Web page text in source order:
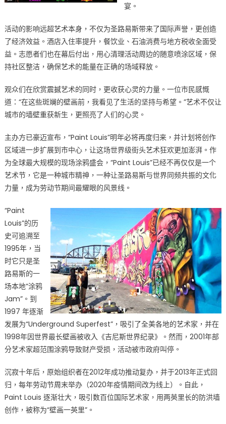
宴。
活动的影响远超艺术本身，不仅为圣路易斯带来了国际声誉，更创造
了经济效益。酒店入住率提升，餐饮业、石油消费与地方税收全面受
益。志愿者们也在幕后付出，用心清理活动周边的随意喷涂区域，保
持社区整洁，确保艺术的能量在正确的场域释放。
观众们在欣赏震撼艺术的同时，更收获心灵的力量。一位市民感慨
道：“在这些斑斓的壁画前，我看见了生活的坚持与希望。”艺术不仅让
城市的墙壁重获新生，更照亮了人们的心灵。
主办方已豪迈宣布，“Paint Louis”明年必将再度归来，并计划将创作
区域进一步扩展到市中心，让这场世界级街头艺术狂欢更加澎湃。作
为全球最大规模的现场涂鸦盛会，“Paint Louis”已经不再仅仅是一个
艺术节，它是一种城市精神，一种让圣路易斯与世界同频共振的文化
力量，成为劳动节期间最耀眼的风景线。
“Paint
Louis”的历
史可追溯至
1995年，当
时它只是圣
路易斯的一
场本地“涂鸦
Jam”。到
1997 年逐渐
发展为“Underground Superfest”，吸引了全美各地的艺术家，并在
1998年因世界最长壁画被收入《吉尼斯世界纪录》。然而，2001年部
分艺术家超范围涂鸦导致财产受损，活动被市政府叫停。
沉寂十年后，原始组织者在2012年成功推动复办，并于2013年正式回
归，每年劳动节周末举办（2020年疫情期间改为线上）。自此，
Paint Louis 逐渐壮大，吸引数百位国际艺术家，用两英里长的防洪墙
创作，被称为“壁画一英里”。